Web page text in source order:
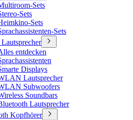
Sets
Sets
Sets
Sets
Lautsprecher
entdecken
Displays
Lautsprecher
Subwoofers
Soundbars
Lautsprecher
Kopfhörer